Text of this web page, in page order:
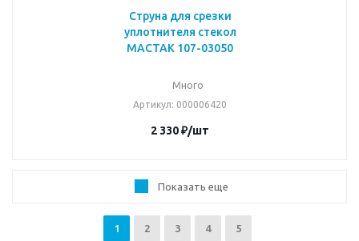
Струна для срезки
уплотнителя стекол
МАСТАК 107-03050
Много
Артикул: 000006420
2 330₽/шт
Показать еще
1 2 3 4 5